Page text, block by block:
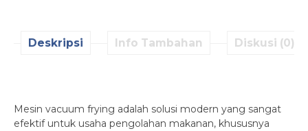
Deskripsi Info Tambahan Diskusi (0)
Mesin vacuum frying adalah solusi modern yang sangat
efektif untuk usaha pengolahan makanan, khususnya